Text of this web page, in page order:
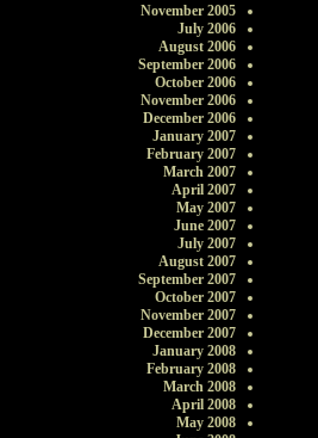
November 2005
July 2006
August 2006
September 2006
October 2006
November 2006
December 2006
January 2007
February 2007
March 2007
April 2007
May 2007
June 2007
July 2007
August 2007
September 2007
October 2007
November 2007
December 2007
January 2008
February 2008
March 2008
April 2008
May 2008